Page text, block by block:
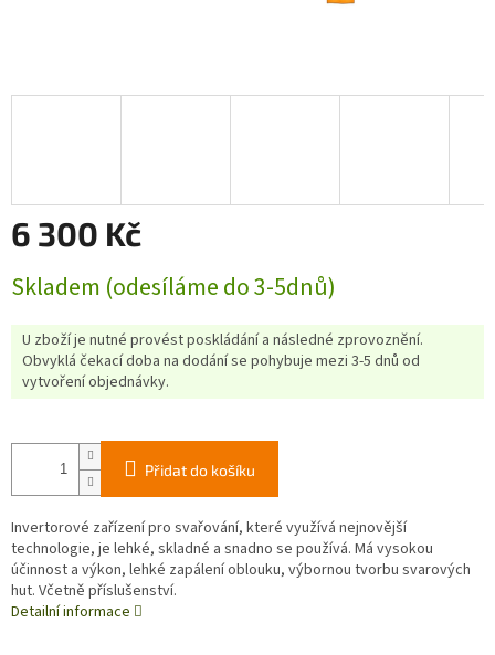
6 300 Kč
cena:
Skladem (odesíláme do 3-5dnů)
U zboží je nutné provést poskládání a následné zprovoznění.
Obvyklá čekací doba na dodání se pohybuje mezi 3-5 dnů od
vytvoření objednávky.
Přidat do košíku
Invertorové zařízení pro svařování, které využívá nejnovější
technologie, je lehké, skladné a snadno se používá. Má vysokou
účinnost a výkon, lehké zapálení oblouku, výbornou tvorbu svarových
hut. Včetně příslušenství.
Detailní informace